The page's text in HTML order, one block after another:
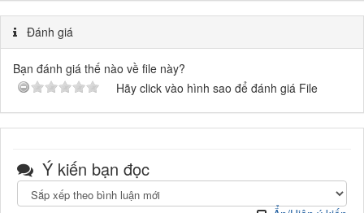
Đánh giá
Bạn đánh giá thế nào về file này?
Hãy click vào hình sao để đánh giá File
Ý kiến bạn đọc